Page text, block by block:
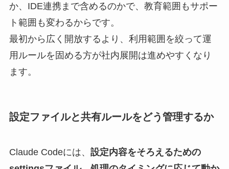
か、IDE連携まで含めるのかで、教育範囲もサポー
ト範囲も変わるからです。
最初から広く開放するより、利用範囲を絞って運
用ルールを固める方が社内展開は進めやすくなり
ます。
設定ファイルと共有ルールをどう管理するか
Claude Codeには、 設定内容をそろえるための